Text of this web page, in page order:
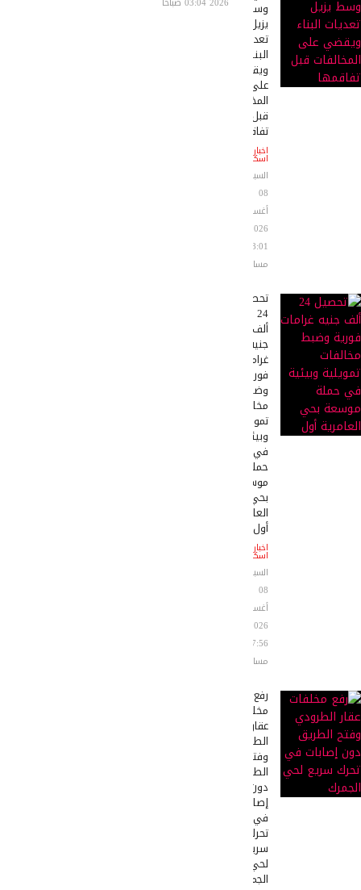
وسط
يزيل
تعديات
البناء
ويقضي
على
المخالفات
قبل
تفاقمها
اخبار
اسكندرية
السبت
08
أغسطس
2026
08:01
مساءً
تحصيل
24
ألف
جنيه
غرامات
فورية
وضبط
مخالفات
تمويلية
وبيئية
في
حملة
موسعة
بحي
العامرية
أول
اخبار
اسكندرية
السبت
08
أغسطس
2026
07:56
مساءً
رفع
مخلفات
عقار
الطرودي
وفتح
الطريق
دون
إصابات
في
تحرك
سريع
لحي
الجمرك